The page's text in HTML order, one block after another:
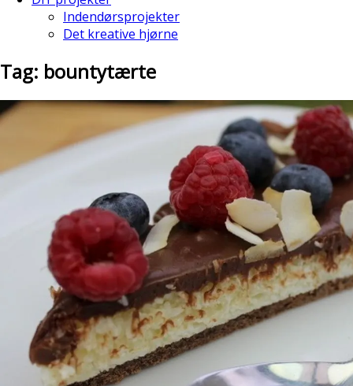
Indendørsprojekter
Det kreative hjørne
Tag: bountytærte